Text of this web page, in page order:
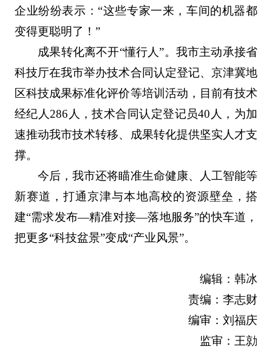
企业纷纷表示：“这些专家一来，车间的机器都
变得更聪明了！”
成果转化离不开“懂行人”。我市主动承接省
科技厅在我市举办技术合同认定登记、京津冀地
区科技成果标准化评价等培训活动，目前有技术
经纪人286人，技术合同认定登记员40人，为加
速推动我市技术转移、成果转化提供坚实人才支
撑。
今后，我市还将瞄准生命健康、人工智能等
新赛道，打通京津与本地高校的资源壁垒，搭
建“需求发布—精准对接—落地服务”的快车道，
把更多“科技盆景”变成“产业风景”。
编辑：韩冰
责编：李志财
编审：刘福庆
监审：王勍